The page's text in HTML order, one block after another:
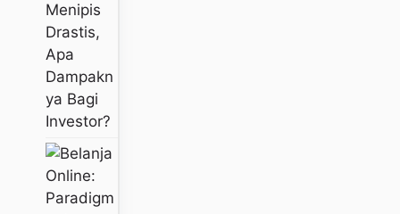
Menipis
Drastis,
Apa
Dampakn
Ya Bagi
Investor?